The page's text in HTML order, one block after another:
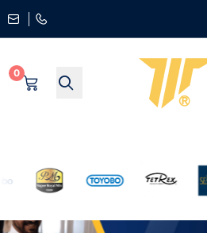
worldtextiles
0